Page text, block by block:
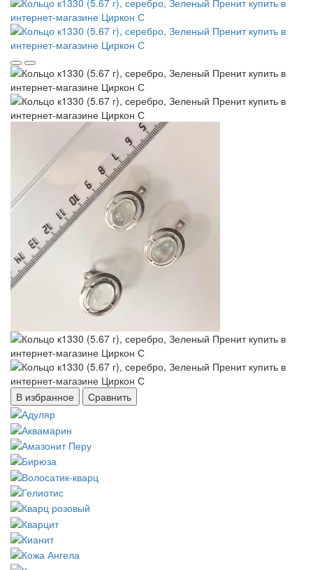
В избранное Сравнить